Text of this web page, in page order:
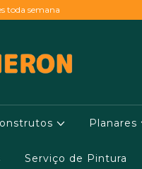
toda semana
Planares
Serviço de Pintura